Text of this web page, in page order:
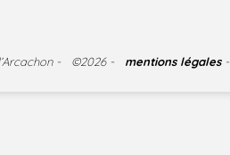
- ©2026 - mentions légales-